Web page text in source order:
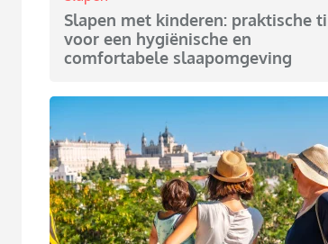
Slapen met kinderen: praktische
voor een hygiënische en
comfortabele slaapomgeving